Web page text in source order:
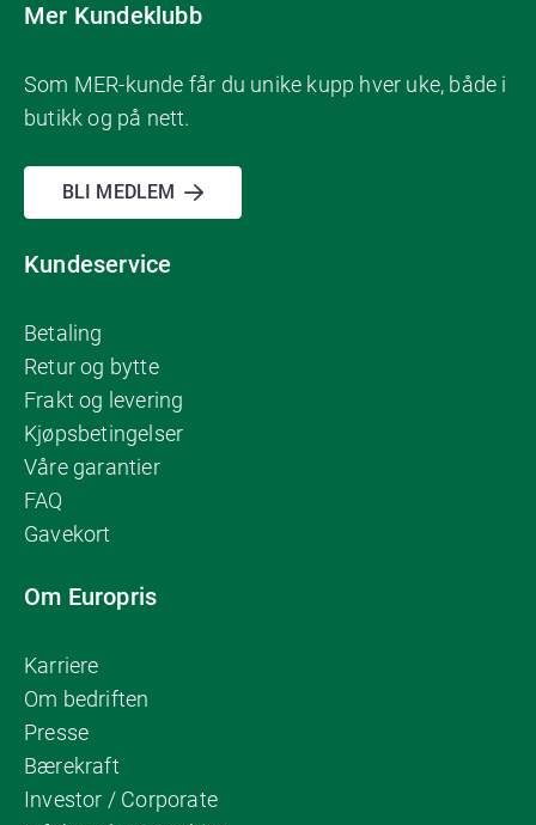
Mer Kundeklubb
Som MER-kunde får du unike kupp hver uke, både i
butikk og på nett.
BLI MEDLEM
Kundeservice
Betaling
Retur og bytte
Frakt og levering
Kjøpsbetingelser
Våre garantier
FAQ
Gavekort
Om Europris
Karriere
Om bedriften
Presse
Bærekraft
Investor / Corporate